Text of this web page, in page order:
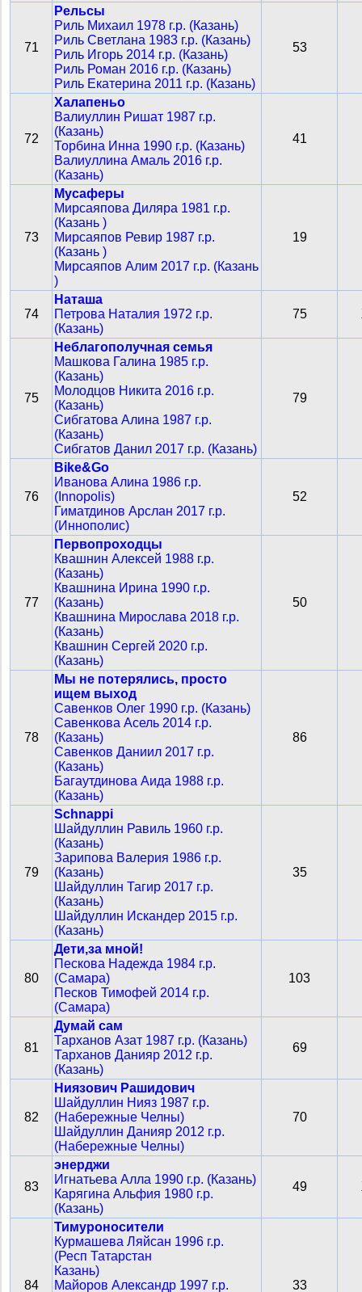
71
Рельсы
Риль Михаил 1978 г.р. (Казань)
Риль Светлана 1983 г.р. (Казань)
Риль Игорь 2014 г.р. (Казань)
Риль Роман 2016 г.р. (Казань)
Риль Екатерина 2011 г.р. (Казань)
53
72
Халапеньо
Валиуллин Ришат 1987 г.р.
(Казань)
Торбина Инна 1990 г.р. (Казань)
Валиуллина Амаль 2016 г.р.
(Казань)
41
73
Мусаферы
Мирсаяпова Диляра 1981 г.р.
(Казань )
Мирсаяпов Ревир 1987 г.р.
(Казань )
Мирсаяпов Алим 2017 г.р. (Казань
)
19
74
Наташа
Петрова Наталия 1972 г.р.
(Казань)
75
75
Неблагополучная семья
Машкова Галина 1985 г.р.
(Казань)
Молодцов Никита 2016 г.р.
(Казань)
Сибгатова Алина 1987 г.р.
(Казань)
Сибгатов Данил 2017 г.р. (Казань)
79
76
Bike&Go
Иванова Алина 1986 г.р.
(Innopolis)
Гиматдинов Арслан 2017 г.р.
(Иннополис)
52
77
Первопроходцы
Квашнин Алексей 1988 г.р.
(Казань)
Квашнина Ирина 1990 г.р.
(Казань)
Квашнина Мирослава 2018 г.р.
(Казань)
Квашнин Сергей 2020 г.р.
(Казань)
50
78
Мы не потерялись, просто
ищем выход
Савенков Олег 1990 г.р. (Казань)
Савенкова Асель 2014 г.р.
(Казань)
Савенков Даниил 2017 г.р.
(Казань)
Багаутдинова Аида 1988 г.р.
(Казань)
86
79
Schnappi
Шайдуллин Равиль 1960 г.р.
(Казань)
Зарипова Валерия 1986 г.р.
(Казань)
Шайдуллин Тагир 2017 г.р.
(Казань)
Шайдуллин Искандер 2015 г.р.
(Казань)
35
80
Дети,за мной!
Пескова Надежда 1984 г.р.
(Самара)
Песков Тимофей 2014 г.р.
(Самара)
103
81
Думай сам
Тарханов Азат 1987 г.р. (Казань)
Тарханов Данияр 2012 г.р.
(Казань)
69
82
Ниязович Рашидович
Шайдуллин Нияз 1987 г.р.
(Набережные Челны)
Шайдуллин Данияр 2012 г.р.
(Набережные Челны)
70
83
энерджи
Игнатьева Алла 1990 г.р. (Казань)
Карягина Альфия 1980 г.р.
(Казань)
49
84
Тимуроносители
Курмашева Ляйсан 1996 г.р.
(Респ Татарстан
Казань)
Майоров Александр 1997 г.р.
33